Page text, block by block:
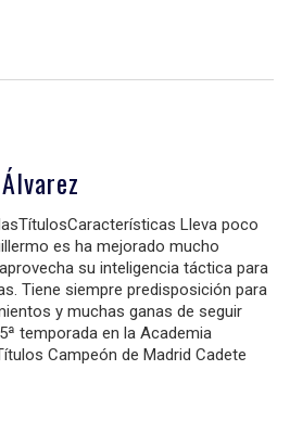
Lleva poco
es ha mejorado mucho
su inteligencia táctica para
Tiene siempre predisposición para
y muchas ganas de seguir
temporada en la Academia
Campeón de Madrid Cadete